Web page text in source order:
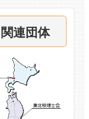
連団体